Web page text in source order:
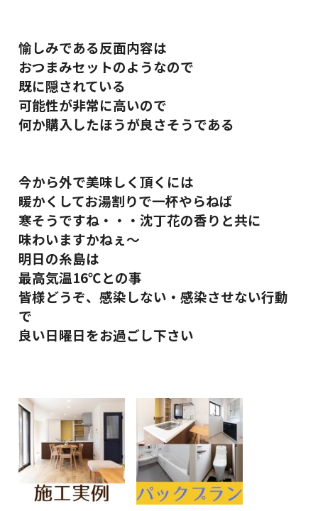
愉しみである反面内容は
おつまみセットのようなので
既に隠されている
可能性が非常に高いので
何か購入したほうが良さそうである
今から外で美味しく頂くには
暖かくしてお湯割りで一杯やらねば
寒そうですね・・・沈丁花の香りと共に
味わいますかねぇ～
明日の糸島は
最高気温16℃との事
皆様どうぞ、感染しない・感染させない行動
で
良い日曜日をお過ごし下さい